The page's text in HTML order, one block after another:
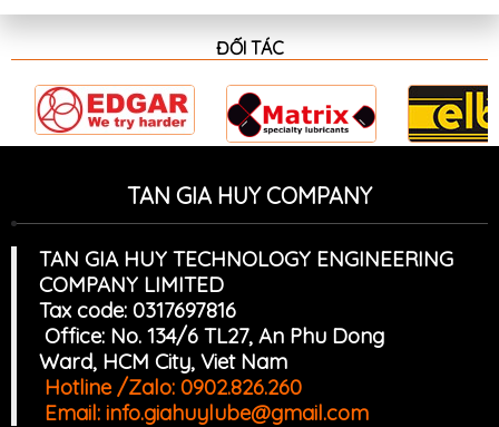
ĐỐI TÁC
TAN GIA HUY COMPANY
TAN GIA HUY TECHNOLOGY ENGINEERING
COMPANY LIMITED
Tax code: 0317697816
Office: No. 134/6 TL27, An Phu Dong
Ward, HCM City, Viet Nam
Hotline /Zalo: 0902.826.260
Email: info.giahuylube@gmail.com